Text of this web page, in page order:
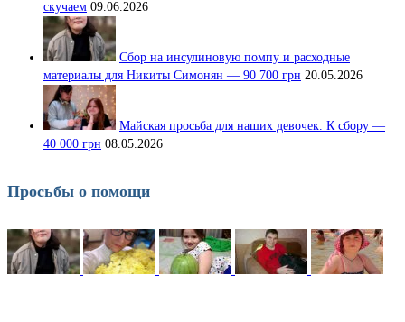
скучаем 09.06.2026
Сбор на инсулиновую помпу и расходные
материалы для Никиты Симонян — 90 700 грн 20.05.2026
Майская просьба для наших девочек. К сбору —
40 000 грн 08.05.2026
Просьбы о помощи